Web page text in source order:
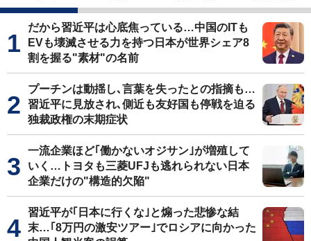
だから習近平は心底焦っている…中国のITも
EVも壊滅させる力を持つ日本が世界シェア8
割を握る"素材"の名前
プーチンは動揺し､言葉を失ったとの指摘も…
習近平に見放され､側近も友好国も停戦を迫る
独裁政権の末期症状
一流企業ほど｢働かないオジサン｣が増殖して
いく…トヨタも三菱UFJも逃れられない日本
企業だけの"構造的欠陥"
習近平が｢日本に行くな｣と煽った悲惨な結
末…｢8万円の激安ツアー｣でロシアに向かった